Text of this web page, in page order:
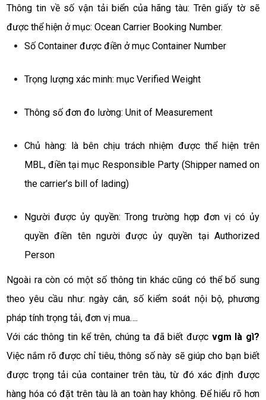
Thông tin về số vận tải biển của hãng tàu: Trên giấy tờ sẽ
được thể hiện ở mục: Ocean Carrier Booking Number.
Số Container được điền ở mục Container Number
Trọng lượng xác minh: mục Verified Weight
Thông số đơn đo lường: Unit of Measurement
Chủ hàng: là bên chịu trách nhiệm được thể hiện trên
MBL, điền tại mục Responsible Party (Shipper named on
the carrier’s bill of lading)
Người được ủy quyền: Trong trường hợp đơn vị có ủy
quyền điền tên người được ủy quyền tại Authorized
Person
Ngoài ra còn có một số thông tin khác cũng có thể bổ sung
theo yêu cầu như: ngày cân, số kiểm soát nội bộ, phương
pháp tính trọng tải, đơn vị mua….
Với các thông tin kể trên, chúng ta đã biết được
Việc nắm rõ được chỉ tiêu, thông số này sẽ giúp cho bạn biết
được trọng tải của container trên tàu, từ đó xác định được
hàng hóa có đặt trên tàu là an toàn hay không. Để hiểu rõ hơn